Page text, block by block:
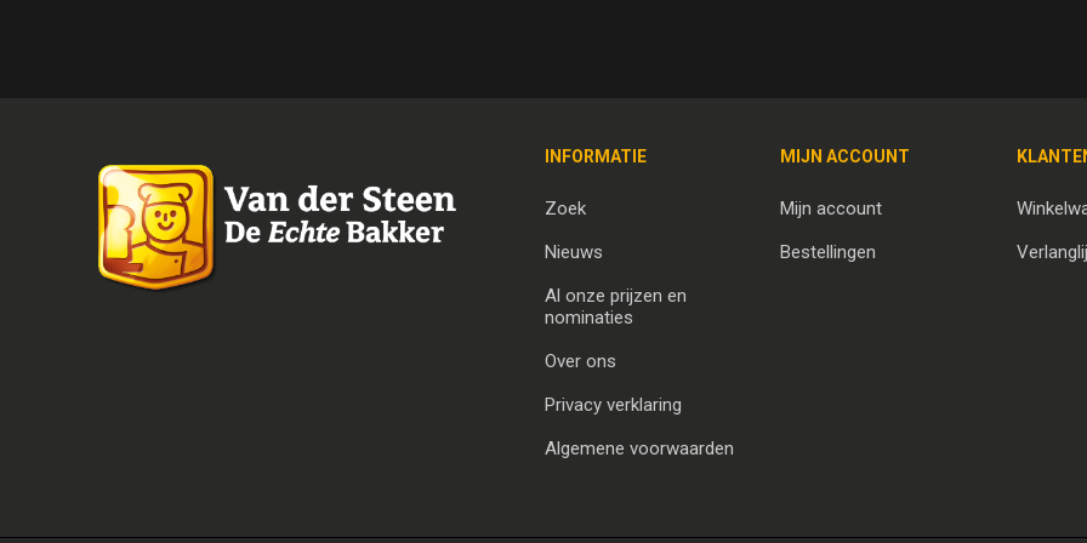
INFORMATIE
Zoek
Nieuws
Al onze prijzen en
nominaties
Over ons
Privacy verklaring
Algemene voorwaarden
MIJN ACCOUNT
Mijn account
Bestellingen